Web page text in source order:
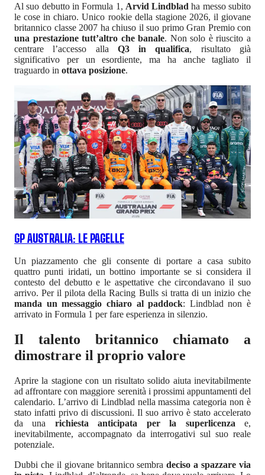
Al suo debutto in Formula 1, Arvid Lindblad ha messo subito
le cose in chiaro. Unico rookie della stagione 2026, il giovane
britannico classe 2007 ha chiuso il suo primo Gran Premio con
una prestazione tutt’altro che banale. Non solo è riuscito a
centrare l’accesso alla Q3 in qualifica, risultato già
significativo per un esordiente, ma ha anche tagliato il
traguardo in ottava posizione.
GP AUSTRALIA: LE PAGELLE
Un piazzamento che gli consente di portare a casa subito
quattro punti iridati, un bottino importante se si considera il
contesto del debutto e le aspettative che circondavano il suo
arrivo. Per il pilota della Racing Bulls si tratta di un inizio che
manda un messaggio chiaro al paddock: Lindblad non è
arrivato in Formula 1 per fare esperienza in silenzio.
Il talento britannico chiamato a
dimostrare il proprio valore
Aprire la stagione con un risultato solido aiuta inevitabilmente
ad affrontare con maggiore serenità i prossimi appuntamenti del
calendario. L’arrivo di Lindblad nella massima categoria non è
stato infatti privo di discussioni. Il suo arrivo è stato accelerato
da una richiesta anticipata per la superlicenza e,
inevitabilmente, accompagnato da interrogativi sul suo reale
potenziale.
Dubbi che il giovane britannico sembradeciso a spazzare via